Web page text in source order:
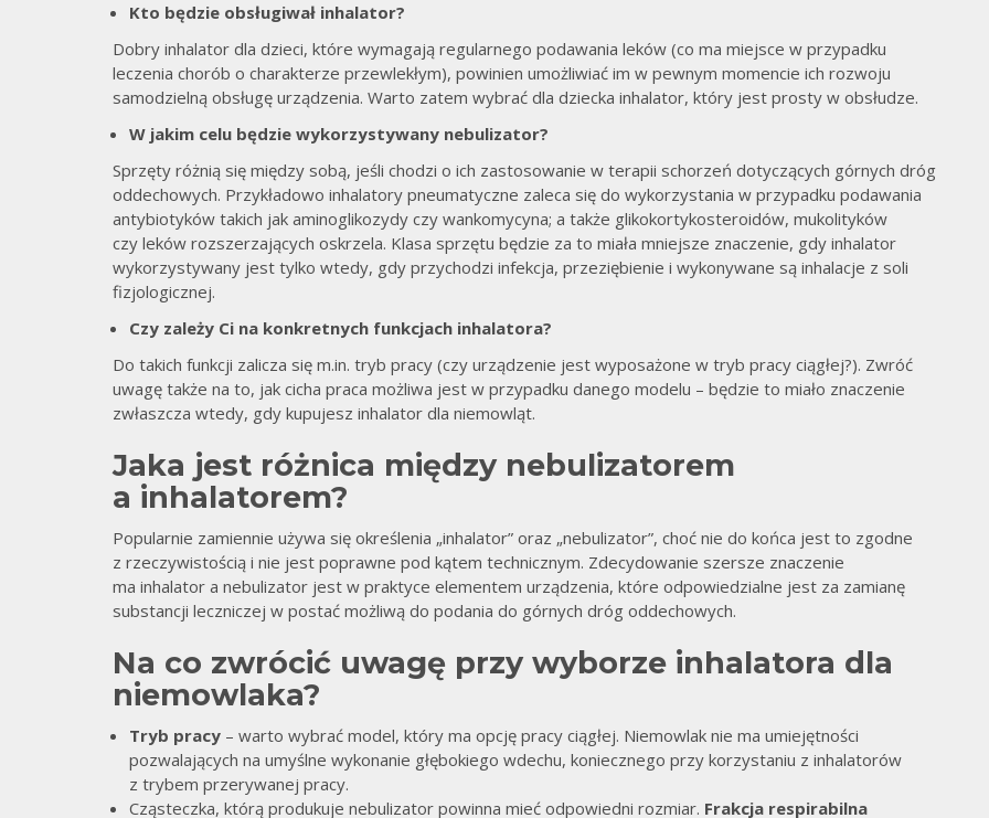
Kto będzie obsługiwał inhalator?
Dobry inhalator dla dzieci, które wymagają regularnego podawania leków (co ma miejsce w przypadku
leczenia chorób o charakterze przewlekłym), powinien umożliwiać im w pewnym momencie ich rozwoju
samodzielną obsługę urządzenia. Warto zatem wybrać dla dziecka inhalator, który jest prosty w obsłudze.
W jakim celu będzie wykorzystywany nebulizator?
Sprzęty różnią się między sobą, jeśli chodzi o ich zastosowanie w terapii schorzeń dotyczących górnych dróg
oddechowych. Przykładowo inhalatory pneumatyczne zaleca się do wykorzystania w przypadku podawania
antybiotyków takich jak aminoglikozydy czy wankomycyna; a także glikokortykosteroidów, mukolityków
czy leków rozszerzających oskrzela. Klasa sprzętu będzie za to miała mniejsze znaczenie, gdy inhalator
wykorzystywany jest tylko wtedy, gdy przychodzi infekcja, przeziębienie i wykonywane są inhalacje z soli
fizjologicznej.
Czy zależy Ci na konkretnych funkcjach inhalatora?
Do takich funkcji zalicza się m.in. tryb pracy (czy urządzenie jest wyposażone w tryb pracy ciągłej?). Zwróć
uwagę także na to, jak cicha praca możliwa jest w przypadku danego modelu – będzie to miało znaczenie
zwłaszcza wtedy, gdy kupujesz inhalator dla niemowląt.
Jaka jest różnica między nebulizatorem
a inhalatorem?
Popularnie zamiennie używa się określenia „inhalator” oraz „nebulizator”, choć nie do końca jest to zgodne
z rzeczywistością i nie jest poprawne pod kątem technicznym. Zdecydowanie szersze znaczenie
ma inhalator a nebulizator jest w praktyce elementem urządzenia, które odpowiedzialne jest za zamianę
substancji leczniczej w postać możliwą do podania do górnych dróg oddechowych.
Na co zwrócić uwagę przy wyborze inhalatora dla
niemowlaka?
Tryb pracy – warto wybrać model, który ma opcję pracy ciągłej. Niemowlak nie ma umiejętności
pozwalających na umyślne wykonanie głębokiego wdechu, koniecznego przy korzystaniu z inhalatorów
z trybem przerywanej pracy.
Cząsteczka, którą produkuje nebulizator powinna mieć odpowiedni rozmiar. Frakcja respirabilna